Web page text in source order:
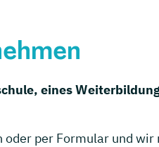
eines
per Formular und